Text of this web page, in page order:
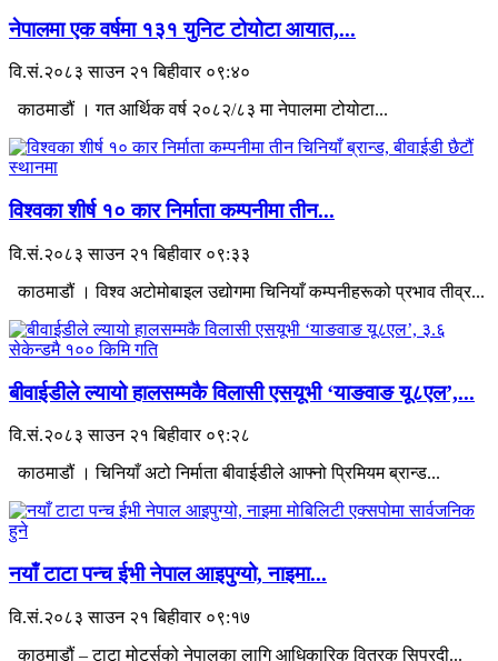
नेपालमा एक वर्षमा १३१ युनिट टोयोटा आयात,...
वि.सं.२०८३ साउन २१ बिहीवार ०९:४०
काठमाडौं । गत आर्थिक वर्ष २०८२/८३ मा नेपालमा टोयोटा...
विश्वका शीर्ष १० कार निर्माता कम्पनीमा तीन...
वि.सं.२०८३ साउन २१ बिहीवार ०९:३३
काठमाडौं । विश्व अटोमोबाइल उद्योगमा चिनियाँ कम्पनीहरूको प्रभाव तीव्र...
बीवाईडीले ल्यायो हालसम्मकै विलासी एसयूभी ‘याङवाङ यू८एल’,...
वि.सं.२०८३ साउन २१ बिहीवार ०९:२८
काठमाडौं । चिनियाँ अटो निर्माता बीवाईडीले आफ्नो प्रिमियम ब्रान्ड...
नयाँ टाटा पन्च ईभी नेपाल आइपुग्यो, नाइमा...
वि.सं.२०८३ साउन २१ बिहीवार ०९:१७
काठमाडौं – टाटा मोटर्सको नेपालका लागि आधिकारिक वितरक सिप्रदी...